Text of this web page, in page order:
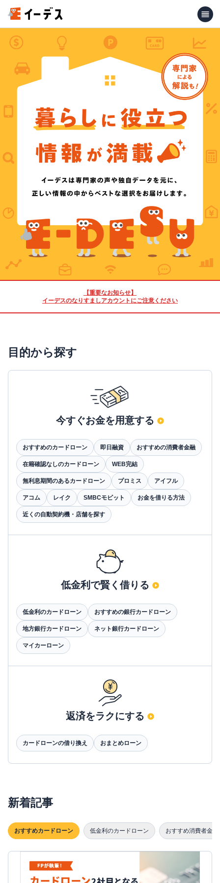
【重要なお知らせ】
イーデスのなりすましアカウントにご注意ください
目的から探す
今すぐお金を用意する
おすすめのカードローン 即日融資 おすすめの消費者金融
在籍確認なしのカードローン WEB完結
無利息期間のあるカードローン プロミス アイフル
アコム レイク SMBCモビット お金を借りる方法
近くの自動契約機・店舗を探す
低金利で賢く借りる
低金利のカードローン おすすめの銀行カードローン
地方銀行カードローン ネット銀行カードローン
マイカーローン
返済をラクにする
カードローンの借り換え おまとめローン
新着記事
おすすめカードローン 低金利のカードローン おすすめ消費者金融